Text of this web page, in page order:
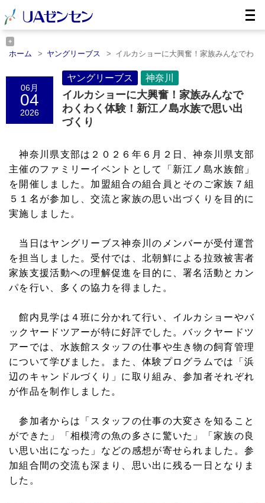
ホーム ヤングリーブス
イルカショーに大興奮！家族みんなでわ
ホーム
神奈川 イルカショーに大興奮！家族みんなでわくわ……
06月
04
2026
ヤングリーブス 神奈川
イルカショーに大興奮！家族みんなで
わくわく体験！新江ノ島水族で思い出
づくり
神奈川県支部は２０２６年６月２日、神奈川県支部
主催のファミリーイベントとして「新江ノ島水族館」
を開催しました。加盟組合の組合員とそのご家族７組
５１名が参加し、交流と家族の思い出づくりを目的に
実施しました。
当日はヤングリーブス神奈川のメンバーが受付運営
を担当しました。受付では、北朝鮮による拉致被害者
家族支援活動への理解促進を目的に、署名活動とカン
パを行い、多くの協力を得ました。
館内見学は４班に分かれて行い、イルカショーやバ
ックヤードツアーが特に好評でした。バックヤードツ
アーでは、水族館スタッフの仕事や生き物の飼育管理
について学びました。また、体験プログラムでは「浜
辺のキャンドルづくり」に取り組み、参加者それぞれ
が作品を制作しました。
参加者からは「スタッフの仕事の大変さを知ること
ができた」「相模湾の魚の多さに驚いた」「家族の良
い思い出になった」などの感想が寄せられました。参
加組合間の交流も深まり、思い出に残る一日となりま
した。